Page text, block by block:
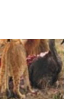
terdapat embrio
dan perlakuan
melalui